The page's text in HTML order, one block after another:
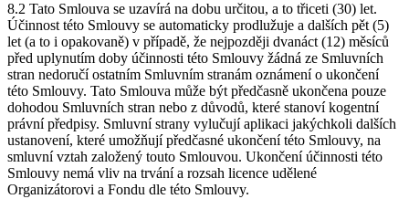
8.2 Tato Smlouva se uzavírá na dobu určitou, a to třiceti (30) let.
Účinnost této Smlouvy se automaticky prodlužuje a dalších pět (5)
let (a to i opakovaně) v případě, že nejpozději dvanáct (12) měsíců
před uplynutím doby účinnosti této Smlouvy žádná ze Smluvních
stran nedoručí ostatním Smluvním stranám oznámení o ukončení
této Smlouvy. Tato Smlouva může být předčasně ukončena pouze
dohodou Smluvních stran nebo z důvodů, které stanoví kogentní
právní předpisy. Smluvní strany vylučují aplikaci jakýchkoli dalších
ustanovení, které umožňují předčasné ukončení této Smlouvy, na
smluvní vztah založený touto Smlouvou. Ukončení účinnosti této
Smlouvy nemá vliv na trvání a rozsah licence udělené
Organizátorovi a Fondu dle této Smlouvy.